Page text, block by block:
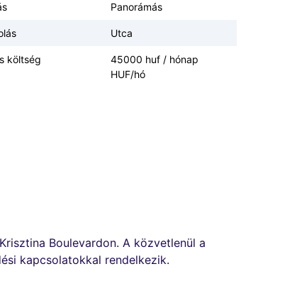
Panorámás
Utca
költség
45000 huf / hónap
HUF/hó
Boulevardon. A közvetlenül a
kapcsolatokkal rendelkezik.